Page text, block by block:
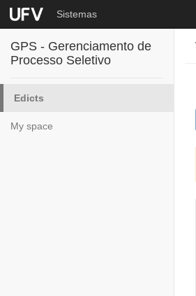
Sistemas
GPS - Gerenciamento de
Processo Seletivo
Edicts
My space